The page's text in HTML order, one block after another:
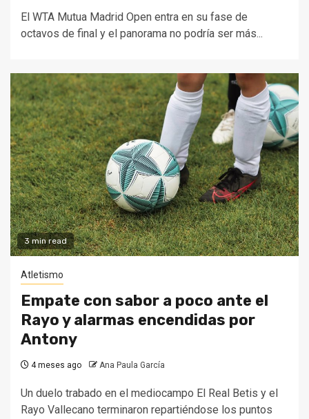
El WTA Mutua Madrid Open entra en su fase de
octavos de final y el panorama no podría ser más...
3 min read
Atletismo
Empate con sabor a poco ante el
Rayo y alarmas encendidas por
Antony
4 meses ago Ana Paula García
Un duelo trabado en el mediocampo El Real Betis y el
Rayo Vallecano terminaron repartiéndose los puntos